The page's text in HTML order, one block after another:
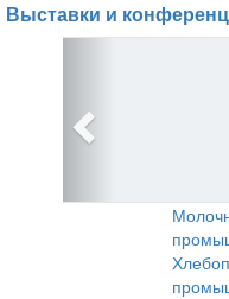
Выставки и